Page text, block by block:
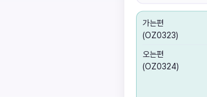
가는편
(OZ0323)
오는편
(OZ0324)